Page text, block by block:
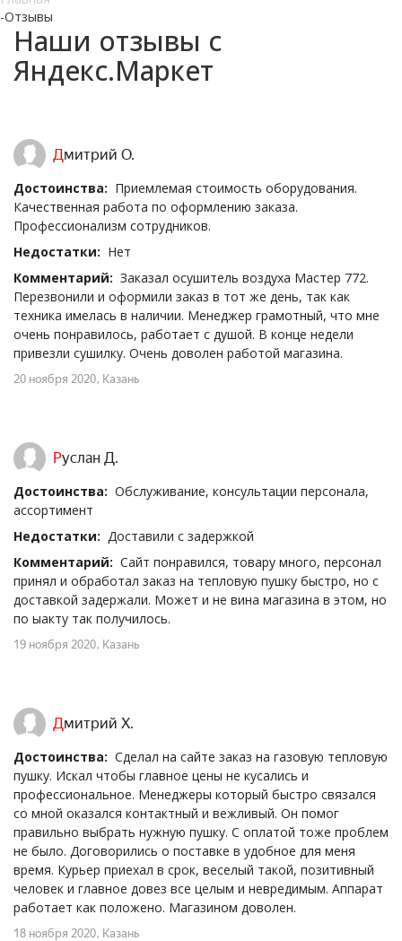
-Отзывы
Наши отзывы с
Яндекс.Маркет
Дмитрий О.
Достоинства: Приемлемая стоимость оборудования.
Качественная работа по оформлению заказа.
Профессионализм сотрудников.
Недостатки: Нет
Комментарий: Заказал осушитель воздуха Мастер 772.
Перезвонили и оформили заказ в тот же день, так как
техника имелась в наличии. Менеджер грамотный, что мне
очень понравилось, работает с душой. В конце недели
привезли сушилку. Очень доволен работой магазина.
20 ноября 2020, Казань
Руслан Д.
Достоинства: Обслуживание, консультации персонала,
ассортимент
Недостатки: Доставили с задержкой
Комментарий: Сайт понравился, товару много, персонал
принял и обработал заказ на тепловую пушку быстро, но с
доставкой задержали. Может и не вина магазина в этом, но
по ыакту так получилось.
19 ноября 2020, Казань
Дмитрий Х.
Достоинства: Сделал на сайте заказ на газовую тепловую
пушку. Искал чтобы главное цены не кусались и
профессиональное. Менеджеры который быстро связался
со мной оказался контактный и вежливый. Он помог
правильно выбрать нужную пушку. С оплатой тоже проблем
не было. Договорились о поставке в удобное для меня
время. Курьер приехал в срок, веселый такой, позитивный
человек и главное довез все целым и невредимым. Аппарат
работает как положено. Магазином доволен.
18 ноября 2020, Казань